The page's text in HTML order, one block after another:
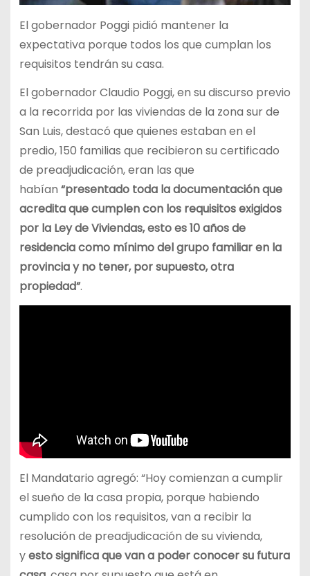
El gobernador Poggi pidió mantener la
expectativa porque todos los que cumplan los
requisitos tendrán su casa.
El gobernador Claudio Poggi, en su discurso previo
a la recorrida por las viviendas de la zona sur de
San Luis, destacó que quienes estaban en el
predio, 150 familias que recibieron su certificado
de preadjudicación, eran las que
habían “presentado toda la documentación que
acredita que cumplen con los requisitos exigidos
por la Ley de Viviendas, esto es 10 años de
residencia como mínimo del grupo familiar en la
provincia y no tener, por supuesto, otra
propiedad”.
El Mandatario agregó: “Hoy comienzan a cumplir
el sueño de la casa propia, porque habiendo
cumplido con los requisitos, van a recibir la
resolución de preadjudicación de su vivienda,
yesto significa que van a poder conocer su futura